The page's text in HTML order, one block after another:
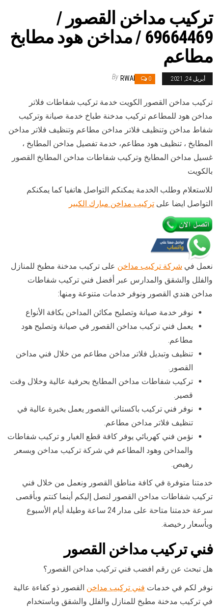
تركيب مداخن القصور /
69664469 / مداخن هود مطابخ
مطاعم
أبريل 24, 2021 0
By RWAN
تركيب مداخن القصور الكويت خدمة تركيب شفاطات فلاتر
مداخن هود للمطاعم تركيب مدخنة طباخ خدمة صيانة وتركيب
شفاط مداخن وتنظيف فلاتر مداخن مطاعم وتنظيف فلاتر مداخن
المطابخ ، تنظيف هود مطاعم، خدمة تفصيل مداخن المطابخ ،
غسيل مداخن المطابخ وتركيب شفاطات مداخن المطابخ القصور
بالكويت
للاستعلام وطلب الخدمة يمكنكم التواصل هاتفيا كما يمكنكم
التواصل ايضا على تركيب مداخن مبارك الكبير
نعمل في شركة تركيب مداخن على تركيب مدخنة مطبخ للمنازل
والفلل والشقق والمدارس عبر أفضل فني تركيب شفاطات
مداخن هندي القصور ونوفر خدمات متنوعة ومنها:
نوفر خدمة صيانة وتصليح مكائن المداخن بكافة الأنواع
يعمل فني تركيب مداخن القصور في صيانة وتصليح هود
مطاعم.
تنظيف وتبديل فلاتر مداخن مطاعم من خلال فني مداخن
القصور.
تركيب شفاطات مداخن المطابخ بحرفية عالية وخلال وقت
قصير.
نوفر فني تركيب باكستاني القصور يعمل بخبرة عالية في
تنظيف فلاتر مداخن مطاعم.
نؤمن فني كهربائي يوفر كافة قطع الغيار و تركيب شفاطات
والمداخن وهود المطاعم في شركة تركيب مداخن وبسعر
رهيص.
خدمتنا متوفرة في كافة مناطق القصور ونعمل من خلال فني
تركيب شفاطات مداخن القصور لنصل إليكم أينما كنتم وبأقصى
سرعة خدمتنا متاحة على مدار 24 ساعة وطيلة أيام الأسبوع
وبأسعار رخيصة.
فني تركيب مداخن القصور
هل تبحث عن رقم افضب فني تركيب مداخن القصور؟
نوفر لكم في خدمات فني تركيب مداخن القصور ذو كفاءة عالية
في تركيب مدخنة مطبخ للمنازل والفلل والشقق وباستخدام